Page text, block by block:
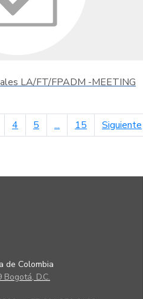
LA/FT/FPADM -MEETING
4 5 ... 15 Siguiente
de Colombia
D.C.